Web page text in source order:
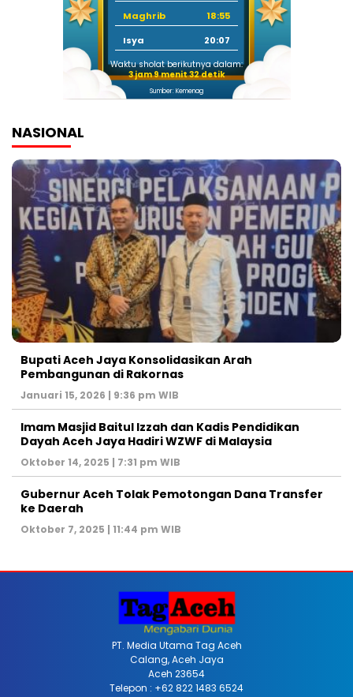
Maghrib
18:55
Isya
20:07
Waktu sholat berikutnya dalam:
3 jam 9 menit 32 detik
Sumber: Kemenag
NASIONAL
Bupati Aceh Jaya Konsolidasikan Arah
Pembangunan di Rakornas
Januari 15, 2026 | 9:36 pm WIB
Imam Masjid Baitul Izzah dan Kadis Pendidikan
Dayah Aceh Jaya Hadiri WZWF di Malaysia
Oktober 14, 2025 | 7:31 pm WIB
Gubernur Aceh Tolak Pemotongan Dana Transfer
ke Daerah
Oktober 7, 2025 | 11:44 pm WIB
PT. Media Utama Tag Aceh
Calang, Aceh Jaya
Aceh 23654
Telepon : +62 822 1483 6524